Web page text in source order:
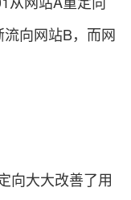
向网站B，而网
向大大改善了用